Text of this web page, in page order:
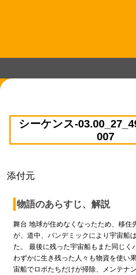
プ
シーケンス-
007
添付元
物語のあらすじ、解説
舞台 地球が住めなくなったため、移住
が、道中、パンデミックにより宇宙船
た。 最後に残った宇宙船もまた同じく
わずかに生き残った人々も物資を使い
宙船でロボたちだけが掃除、メンテナ